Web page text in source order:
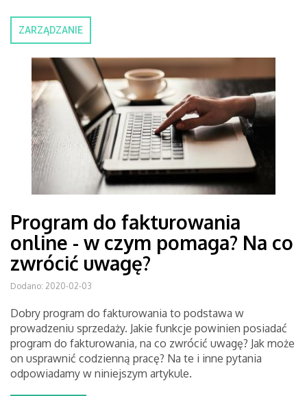
ZARZĄDZANIE
Program do fakturowania
online - w czym pomaga? Na co
zwrócić uwagę?
Dodano: 2020-02-03
Dobry program do fakturowania to podstawa w
prowadzeniu sprzedaży. Jakie funkcje powinien posiadać
program do fakturowania, na co zwrócić uwagę? Jak może
on usprawnić codzienną pracę? Na te i inne pytania
odpowiadamy w niniejszym artykule.